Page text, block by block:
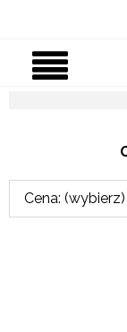
Cena: (wybierz)